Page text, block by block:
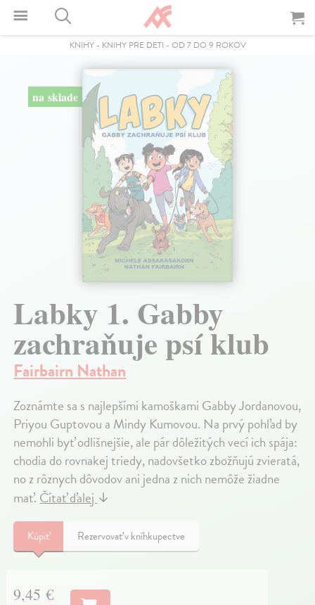
KNIHY- KNIHY PRE DETI - OD 7 DO 9 ROKOV
na sklade
Labky 1. Gabby
zachraňuje psí klub
Fairbairn Nathan
Zoznámte sa s najlepšími kamoškami Gabby Jordanovou,
Priyou Guptovou a Mindy Kumovou. Na prvý pohľad by
nemohli byť odlišnejšie, ale pár dôležitých vecí ich spája:
chodia do rovnakej triedy, nadovšetko zbožňujú zvieratá,
no z rôznych dôvodov ani jedna z nich nemôže žiadne
mať.Čítať ďalej↓
Kúpiť Rezervovať v kníhkupectve
9,45 €